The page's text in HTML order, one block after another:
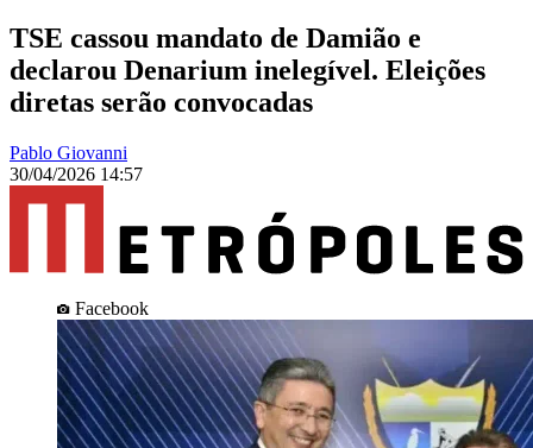
TSE cassou mandato de Damião e
declarou Denarium inelegível. Eleições
diretas serão convocadas
Pablo Giovanni
30/04/2026 14:57
Facebook